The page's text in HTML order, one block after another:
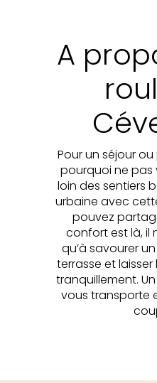
A
Pour un séjour
pourquoi ne pas
loin des sentiers
urbaine avec
pouvez
confort est là, il
qu’à savourer
terrasse et
tranquillement.
vous transporte